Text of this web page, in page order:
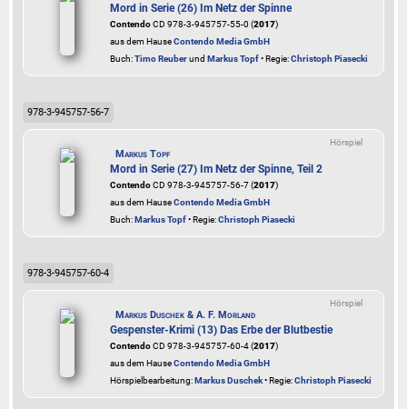
Mord in Serie (26) Im Netz der Spinne
ContendoCD 978-3-945757-55-0 (2017)
aus dem HauseContendo Media GmbH
Buch:Timo Reuberund Markus Topf• Regie:Christoph Piasecki
978-3-945757-56-7
Hörspiel
Markus Topf
Mord in Serie (27) Im Netz der Spinne, Teil 2
ContendoCD 978-3-945757-56-7 (2017)
aus dem HauseContendo Media GmbH
Buch:Markus Topf• Regie:Christoph Piasecki
978-3-945757-60-4
Hörspiel
Markus Duschek & A. F. Morland
Gespenster-Krimi (13) Das Erbe der Blutbestie
ContendoCD 978-3-945757-60-4 (2017)
aus dem HauseContendo Media GmbH
Hörspielbearbeitung:Markus Duschek• Regie:Christoph Piasecki